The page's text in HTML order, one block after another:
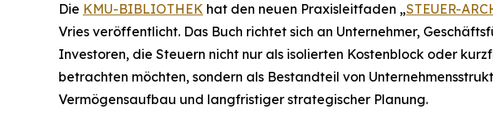
Die KMU-BIBLIOTHEK hat den neuen Praxisleitfaden „STEUER-
Vries veröffentlicht. Das Buch richtet sich an Unternehmer,
Investoren, die Steuern nicht nur als isolierten Kostenblock oder
betrachten möchten, sondern als Bestandteil von
Vermögensaufbau und langfristiger strategischer Planung.